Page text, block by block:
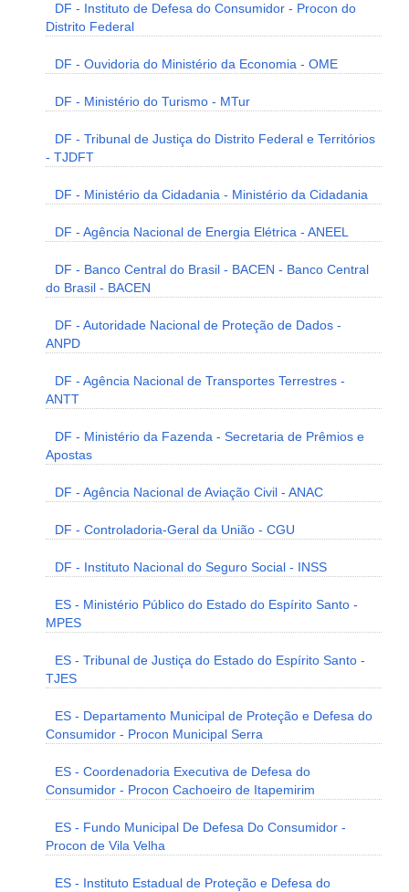
DF - Instituto de Defesa do Consumidor - Procon do
Distrito Federal
DF - Ouvidoria do Ministério da Economia - OME
DF - Ministério do Turismo - MTur
DF - Tribunal de Justiça do Distrito Federal e Territórios
- TJDFT
DF - Ministério da Cidadania - Ministério da Cidadania
DF - Agência Nacional de Energia Elétrica - ANEEL
DF - Banco Central do Brasil - BACEN - Banco Central
do Brasil - BACEN
DF - Autoridade Nacional de Proteção de Dados -
ANPD
DF - Agência Nacional de Transportes Terrestres -
ANTT
DF - Ministério da Fazenda - Secretaria de Prêmios e
Apostas
DF - Agência Nacional de Aviação Civil - ANAC
DF - Controladoria-Geral da União - CGU
DF - Instituto Nacional do Seguro Social - INSS
ES - Ministério Público do Estado do Espírito Santo -
MPES
ES - Tribunal de Justiça do Estado do Espírito Santo -
TJES
ES - Departamento Municipal de Proteção e Defesa do
Consumidor - Procon Municipal Serra
ES - Coordenadoria Executiva de Defesa do
Consumidor - Procon Cachoeiro de Itapemirim
ES - Fundo Municipal De Defesa Do Consumidor -
Procon de Vila Velha
ES - Instituto Estadual de Proteção e Defesa do